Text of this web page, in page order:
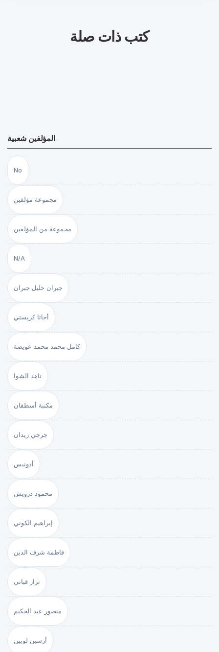
كتب ذات صلة
المؤلفين شعبية
No
مجموعة مؤلفين
مجموعة من المؤلفين
N/A
جبران خليل جبران
أجاثا كريستي
كامل محمد محمد عويضة
ناهد الشوا
مكتبة أسطفان
جرجي زيدان
أدونيس
محمود درويش
إبراهيم الكوني
فاطمة شرف الدين
نزار قباني
منصور عبد الحكيم
أرسين لوبين